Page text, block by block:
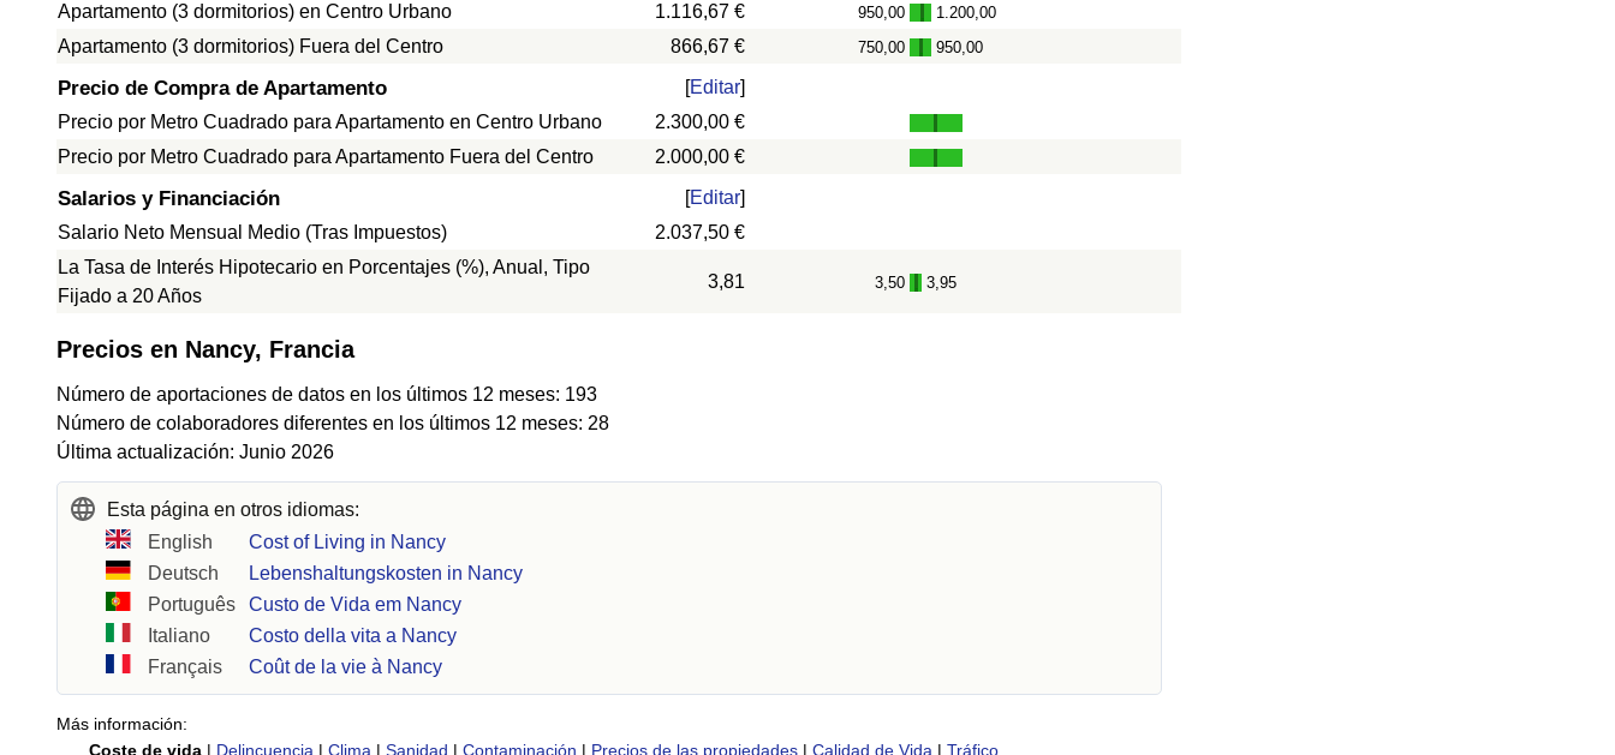
Apartamento (3 dormitorios) en Centro Urbano 1.116,67 € 950,00 - 1.200,00
Apartamento (3 dormitorios) Fuera del Centro 866,67 € 750,00 - 950,00
Precio de Compra de Apartamento [Editar]
Precio por Metro Cuadrado para Apartamento en Centro Urbano
2.300,00 €
Precio por Metro Cuadrado para Apartamento Fuera del Centro
2.000,00 €
Salarios y Financiación [Editar]
Salario Neto Mensual Medio (Tras Impuestos)
2.037,50 €
La Tasa de Interés Hipotecario en Porcentajes (%), Anual, Tipo
Fijado a 20 Años
3,81 3,50 - 3,95
Precios en Nancy, Francia
Número de aportaciones de datos en los últimos 12 meses: 193
Número de colaboradores diferentes en los últimos 12 meses: 28
Última actualización: Junio 2026
Esta página en otros idiomas:
English
Cost of Living in Nancy
Deutsch
Lebenshaltungskosten in Nancy
Português
Custo de Vida em Nancy
Italiano
Costo della vita a Nancy
Français
Coût de la vie à Nancy
Más información:
Coste de vida | Delincuencia | Clima | Sanidad | Contaminación | Precios de las propiedades | Calidad de Vida | Tráfico